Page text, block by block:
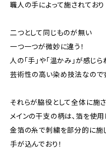
職人の手によって施されており
二つとして同じものが無い
一つ一つが微妙に違う！
人の「手」や「温かみ」が感じら
芸術性の高い染め技法なので
それらが脇役として全体に施
メインの干支の柄は、箔を使用
金箔の糸で刺繍を部分的に施
手が込んでおり！